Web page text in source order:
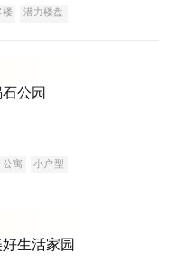
楼 潜力楼盘
公园
公寓 小户型
生活家园